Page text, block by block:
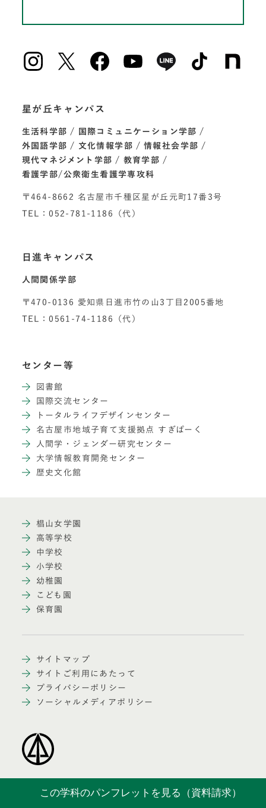
星が丘キャンパス
生活科学部
国際コミュニケーション学部
外国語学部
文化情報学部
情報社会学部
現代マネジメント学部
教育学部
看護学部/公衆衛生看護学専攻科
〒464-8662 名古屋市千種区星が丘元町17番3号
TEL：052-781-1186（代）
日進キャンパス
人間関係学部
〒470-0136 愛知県日進市竹の山3丁目2005番地
TEL：0561-74-1186（代）
センター等
図書館
国際交流センター
トータルライフデザインセンター
名古屋市地域子育て支援拠点 すぎぱーく
人間学・ジェンダー研究センター
大学情報教育開発センター
歴史文化館
椙山女学園
高等学校
中学校
小学校
幼稚園
こども園
保育園
サイトマップ
サイトご利用にあたって
プライバシーポリシー
ソーシャルメディアポリシー
Copyright © Sugiyama Jogakuen. All Rights Reserved.